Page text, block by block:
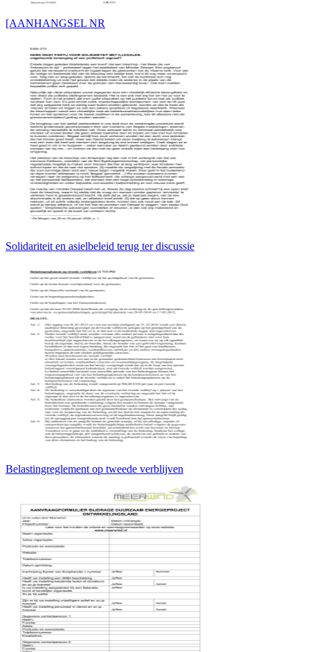
[AANHANGSEL NR
Solidariteit en asielbeleid terug ter discussie
Belastingreglement op tweede verblijven